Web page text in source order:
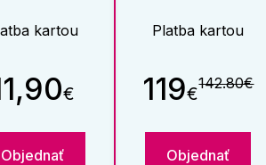
kartou
€
Objednať
Platba kartou
119€142.80€
Objednať